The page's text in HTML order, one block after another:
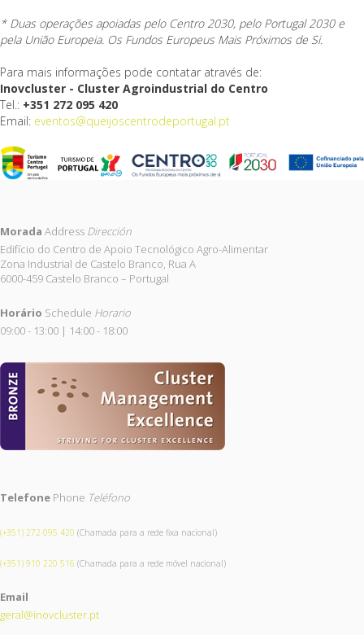
* Duas operações apoiadas pelo Centro 2030, pelo Portugal 2030 e
pela União Europeia. Os Fundos Europeus Mais Próximos de Si.
Para mais informações pode contatar através de:
Inovcluster - Cluster Agroindustrial do Centro
Tel.: +351 272 095 420
Email: eventos@queijoscentrodeportugal.pt
Morada Address Dirección
Edifício do Centro de Apoio Tecnológico Agro-Alimentar
Zona Industrial de Castelo Branco, Rua A
6000-459 Castelo Branco – Portugal
Horário Schedule Horario
09:00 - 13:00 | 14:00 - 18:00
Telefone Phone Teléfono
(+351) 272 095 420 (Chamada para a rede fixa nacional)
(+351) 910 220 516 (Chamada para a rede móvel nacional)
Email
geral@inovcluster.pt